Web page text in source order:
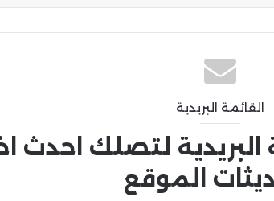
القائمة البريدية
لتصلك احدث
الموقع